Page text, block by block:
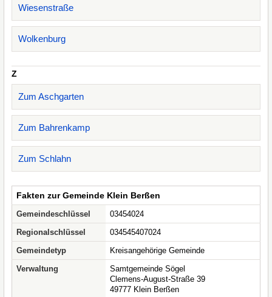
Wiesenstraße
Wolkenburg
Z
Zum Aschgarten
Zum Bahrenkamp
Zum Schlahn
Fakten zur Gemeinde Klein Berßen
Gemeindeschlüssel
03454024
Regionalschlüssel
034545407024
Gemeindetyp
Kreisangehörige Gemeinde
Verwaltung
Samtgemeinde Sögel
Clemens-August-Straße 39
49777 Klein Berßen